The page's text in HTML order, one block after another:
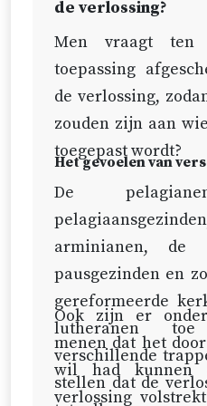
de verlossing?
Men vraagt ten
toepassing
de verlossing,
zouden zijn aan
toegepast wordt?
Het gevoelen van
De
arminianen, de
pausgezinden en
gereformeerde
lutheranen
verschillende
stellen dat de
Ook zijn er
menen dat het
wil had kunnen
verlossing